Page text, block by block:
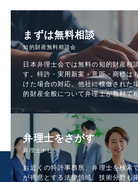
まずは無料相談
知的財産無料相談会
日本弁理士会では無料の知的財産相
す。特許・実用新案・意匠・商標は
けた場合の対応、他社に模倣された
的財産全般について弁理士が無料で
弁理士をさがす
弁理士ナビ
お近くの特許事務所、弁理士を検索
が得意とする法律領域、技術分野も